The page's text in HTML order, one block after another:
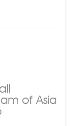
of Asia